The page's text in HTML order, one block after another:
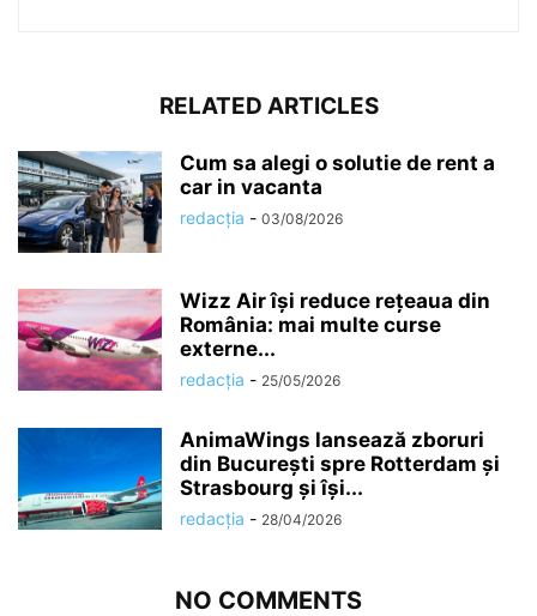
RELATED ARTICLES
Cum sa alegi o solutie de rent a
car in vacanta
redacția - 03/08/2026
Wizz Air își reduce rețeaua din
România: mai multe curse
externe...
redacția - 25/05/2026
AnimaWings lansează zboruri
din București spre Rotterdam și
Strasbourg și își...
redacția - 28/04/2026
NO COMMENTS